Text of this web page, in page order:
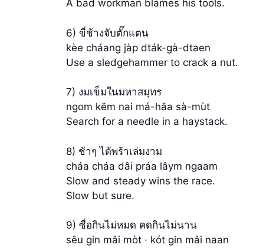
A bad workman blames his tools.
6) ขี่ช้างจับตั๊กแตน
kèe cháang jàp dták-gà-dtaen
Use a sledgehammer to crack a nut.
7) งมเข็มในมหาสมุทร
ngom kĕm nai má-hăa sà-mùt
Search for a needle in a haystack.
8) ช้าๆ ได้พร้าเล่มงาม
cháa cháa dâi práa lâym ngaam
Slow and steady wins the race.
Slow but sure.
9) ซื่อกินไม่หมด คดกินไม่นาน
sêu gin mâi mòt · kót gin mâi naan